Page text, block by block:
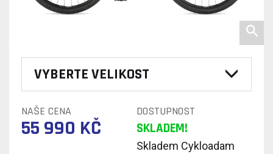
VYBERTE VELIKOST
NAŠE CENA DOSTUPNOST
55 990 KČ SKLADEM!
Skladem Cykloadam